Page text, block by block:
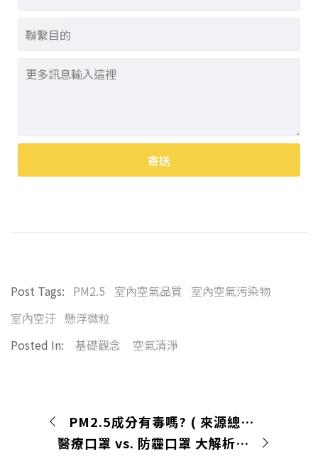
寄送
Post Tags: PM2.5 室內空氣品質 室內空氣污染物
室內空汙 懸浮微粒
Posted In:
基礎觀念 空氣清淨
PM2.5成分有毒嗎? ( 來源總整理)
醫療口罩 vs. 防霾口罩 大解析 – 戴醫療口罩可以預防PM2.5嗎?